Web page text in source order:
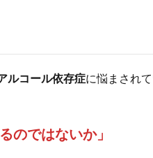
ルコール依存症に悩まされ
のではないか」